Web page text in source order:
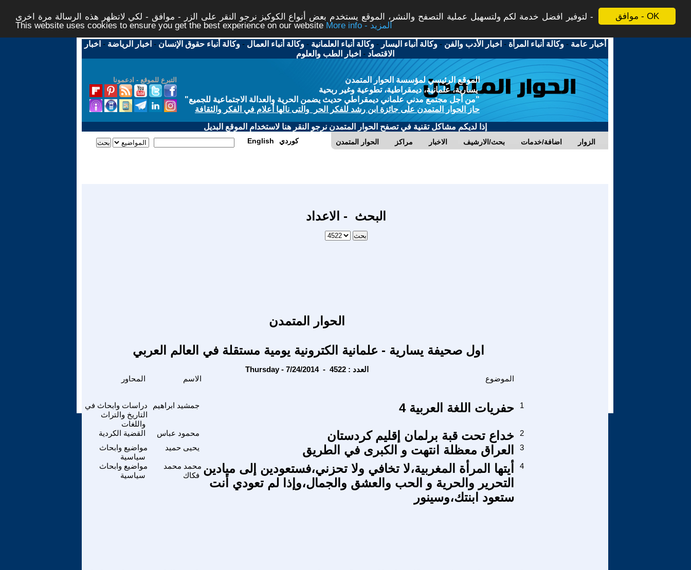
موافق - OK
لتوفير افضل خدمة لكم ولتسهيل عملية التصفح والنشر، الموقع يستخدم بعض أنواع الكوكيز نرجو النقر على الزر - موافق - لكي لاتظهر هذه الرسالة مرة اخرى -
This website uses cookies to ensure you get the best experience on our website
More info - المزيد
أخبار عامة -وكالة أنباء المرأة - اخبار الأدب والفن -وكالة أنباء اليسار -وكالة أنباء العلمانية -وكالة أنباء العمال -وكالة أنباء حقوق الإنسان - اخبار الرياضة - اخبار
الاقتصاد - اخبار الطب والعلوم
التبرع للموقع - ادعمونا
الموقع الرئيسي لمؤسسة الحوار المتمدن
يسارية، علمانية، ديمقراطية، تطوعية وغير ربحية
"من أجل مجتمع مدني علماني ديمقراطي حديث يضمن الحرية والعدالة الاجتماعية للجميع"
حاز الحوار المتمدن على جائزة ابن رشد للفكر الحر والتى نالها أعلام في الفكر والثقافة
إذا لديكم مشاكل تقنية في تصفح الحوار المتمدن نرجو النقر هنا لاستخدام الموقع البديل
الحوار المتمدن مراكز الاخبار بحث/الارشيف اضافة/خدمات الزوار English كوردي
البحث - الاعداد
الحوار المتمدن
اول صحيفة يسارية - علمانية الكترونية يومية مستقلة في العالم العربي
Thursday - 7/24/2014 - العدد : 4522
الاسم الموضوع
دراسات وابحاث في
التاريخ والتراث
واللغات
جمشيد ابراهيم حفريات اللغة العربية 4 1
القضية الكردية محمود عباس خداع تحت قبة برلمان إقليم كردستان
2
مواضيع وابحاث
سياسية
يحيى حميد العراق معظلة انتهت و الكبرى في الطريق 3
مواضيع وابحاث
سياسية
محمد محمد
فكاك أيتها المرأة المغربية،لا تخافي ولا تحزني،فستعودين إلى ميادين
التحرير والحرية و الحب والعشق والجمال،وإذا لم تعودي أنت
ستعود ابنتك،وسينور
4